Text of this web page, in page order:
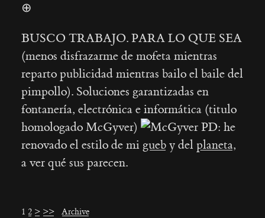
⊕
BUSCO TRABAJO. PARA LO QUE SEA
(menos disfrazarme de mofeta mientras
reparto publicidad mientras bailo el baile del
pimpollo). Soluciones garantizadas en
fontanería, electrónica e informática (titulo
homologado McGyver)
PD: he
renovado el estilo de mi gueby del planeta,
a ver qué sus parecen.
1 2 > >> Archive